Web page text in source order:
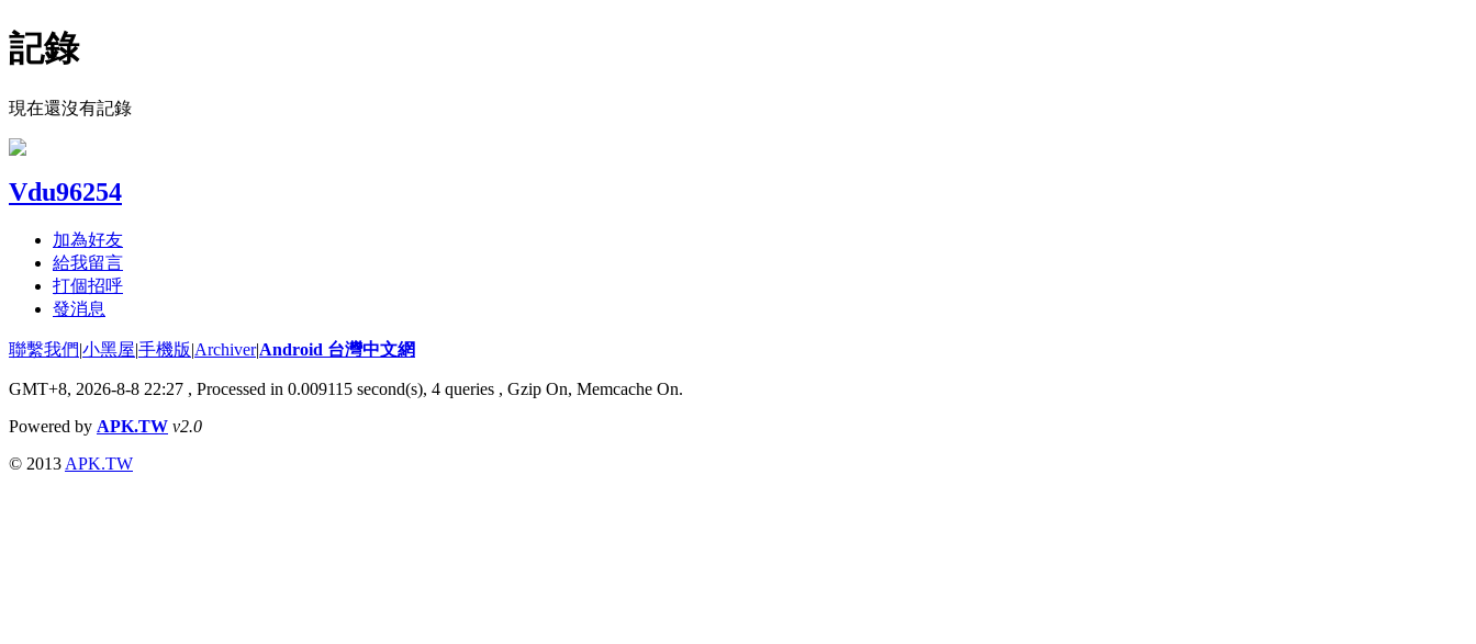
記錄
現在還沒有記錄
Vdu96254
加為好友
給我留言
打個招呼
發消息
聯繫我們|小黑屋|手機版|Archiver|Android 台灣中文網
GMT+8, 2026-8-8 22:27 , Processed in 0.009115 second(s), 4 queries , Gzip On, Memcache On.
Powered by APK.TW v2.0
© 2013 APK.TW